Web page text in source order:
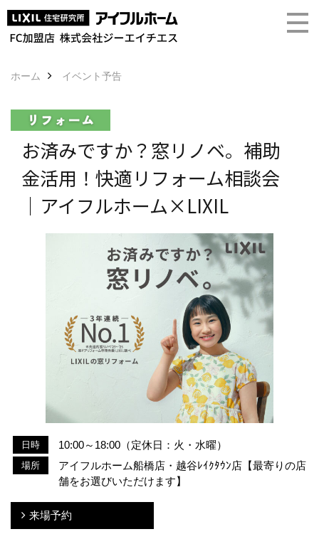
ホーム イベント予告
お済みですか？窓リノベ。補助
金活用！快適リフォーム相談会
｜アイフルホーム×LIXIL
日時 10:00～18:00（定休日：火・水曜）
場所
アイフルホーム船橋店・越谷ﾚｲｸﾀｳﾝ店【最寄りの店
舗をお選びいただけます】
来場予約